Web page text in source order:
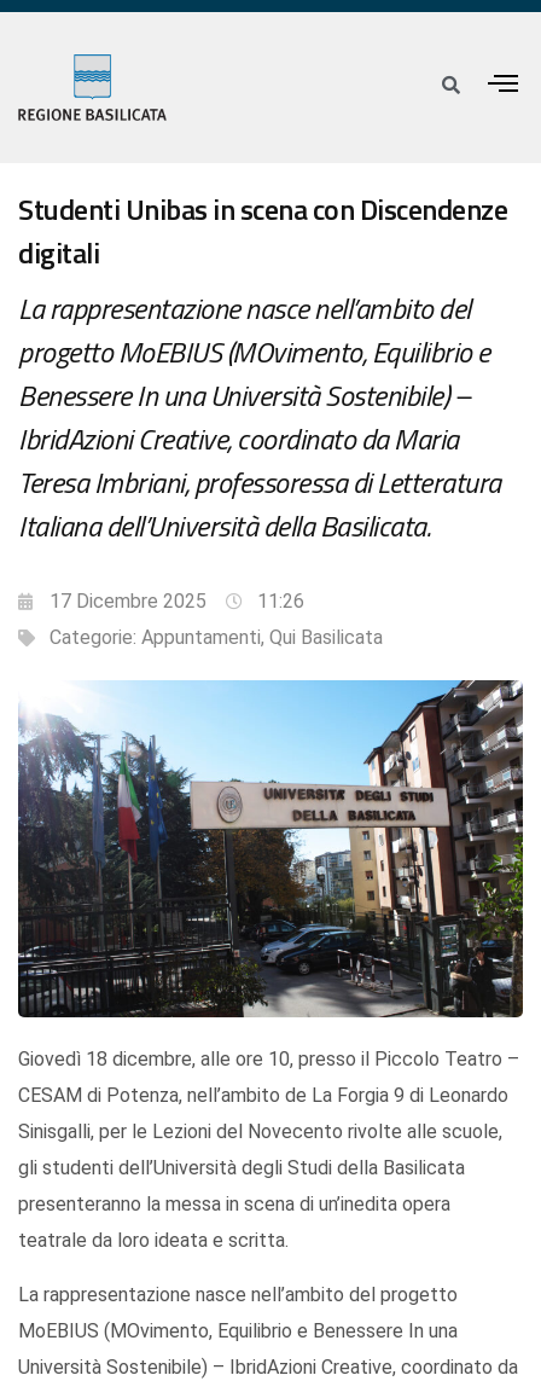
Studenti Unibas in scena con Discendenze
digitali
La rappresentazione nasce nell’ambito del
progetto MoEBIUS (MOvimento, Equilibrio e
Benessere In una Università Sostenibile) –
IbridAzioni Creative, coordinato da Maria
Teresa Imbriani, professoressa di Letteratura
Italiana dell’Università della Basilicata.
17 Dicembre 2025
11:26
Categorie: Appuntamenti, Qui Basilicata
Giovedì 18 dicembre, alle ore 10, presso il Piccolo Teatro –
CESAM di Potenza, nell’ambito de La Forgia 9 di Leonardo
Sinisgalli, per le Lezioni del Novecento rivolte alle scuole,
gli studenti dell’Università degli Studi della Basilicata
presenteranno la messa in scena di un’inedita opera
teatrale da loro ideata e scritta.
La rappresentazione nasce nell’ambito del progetto
MoEBIUS (MOvimento, Equilibrio e Benessere In una
Università Sostenibile) – IbridAzioni Creative, coordinato da